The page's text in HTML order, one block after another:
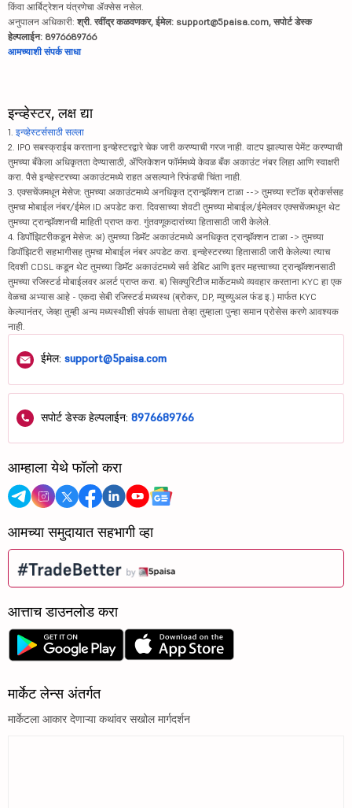
किंवा आर्बिट्रेशन यंत्रणेचा ॲक्सेस नसेल.
अनुपालन अधिकारी: श्री. रवींद्र कळवणकर, ईमेल: support@5paisa.com, सपोर्ट डेस्क
हेल्पलाईन: 8976689766
आमच्याशी संपर्क साधा
इन्व्हेस्टर, लक्ष द्या
1. इन्व्हेस्टर्ससाठी सल्ला
2. IPO सबस्क्राईब करताना इन्व्हेस्टरद्वारे चेक जारी करण्याची गरज नाही. वाटप झाल्यास पेमेंट करण्याची
तुमच्या बँकेला अधिकृतता देण्यासाठी, ॲप्लिकेशन फॉर्ममध्ये केवळ बँक अकाउंट नंबर लिहा आणि स्वाक्षरी
करा. पैसे इन्व्हेस्टरच्या अकाउंटमध्ये राहत असल्याने रिफंडची चिंता नाही.
3. एक्सचेंजमधून मेसेज: तुमच्या अकाउंटमध्ये अनधिकृत ट्रान्झॅक्शन टाळा --> तुमच्या स्टॉक ब्रोकर्ससह
तुमचा मोबाईल नंबर/ईमेल ID अपडेट करा. दिवसाच्या शेवटी तुमच्या मोबाईल/ईमेलवर एक्सचेंजमधून थेट
तुमच्या ट्रान्झॅक्शनची माहिती प्राप्त करा. गुंतवणूकदारांच्या हितासाठी जारी केलेले.
4. डिपॉझिटरीकडून मेसेज: अ) तुमच्या डिमॅट अकाउंटमध्ये अनधिकृत ट्रान्झॅक्शन टाळा -> तुमच्या
डिपॉझिटरी सहभागीसह तुमचा मोबाईल नंबर अपडेट करा. इन्व्हेस्टरच्या हितासाठी जारी केलेल्या त्याच
दिवशी CDSL कडून थेट तुमच्या डिमॅट अकाउंटमध्ये सर्व डेबिट आणि इतर महत्त्वाच्या ट्रान्झॅक्शनसाठी
तुमच्या रजिस्टर्ड मोबाईलवर अलर्ट प्राप्त करा. ब) सिक्युरिटीज मार्केटमध्ये व्यवहार करताना KYC हा एक
वेळचा अभ्यास आहे - एकदा सेबी रजिस्टर्ड मध्यस्थ (ब्रोकर, DP, म्युच्युअल फंड इ.) मार्फत KYC
केल्यानंतर, जेव्हा तुम्ही अन्य मध्यस्थीशी संपर्क साधता तेव्हा तुम्हाला पुन्हा समान प्रोसेस करणे आवश्यक
नाही.
ईमेल: support@5paisa.com
सपोर्ट डेस्क हेल्पलाईन: 8976689766
आम्हाला येथे फॉलो करा
आमच्या समुदायात सहभागी व्हा
आत्ताच डाउनलोड करा
मार्केट लेन्स अंतर्गत
मार्केटला आकार देणाऱ्या कथांवर सखोल मार्गदर्शन